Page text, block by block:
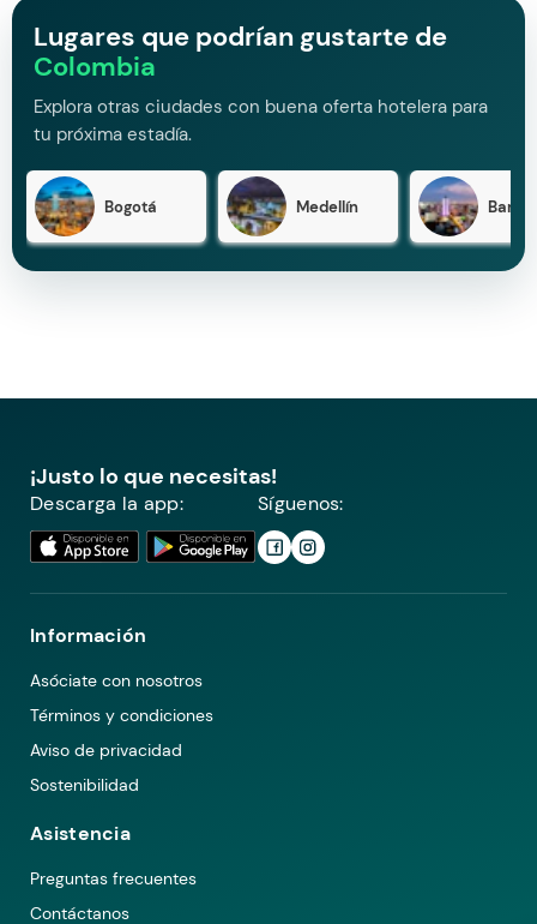
Lugares que podrían gustarte de
Colombia
Explora otras ciudades con buena oferta hotelera para
tu próxima estadía.
Bogotá Medellín
¡Justo lo que necesitas!
Descarga la app: Síguenos:
Información
Asóciate con nosotros
Términos y condiciones
Aviso de privacidad
Sostenibilidad
Asistencia
Preguntas frecuentes
Contáctanos